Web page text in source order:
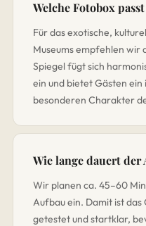
Welche Fotobox
Für das exotische,
Museums empfehlen wir
Spiegel fügt sich
ein und bietet Gästen ein
besonderen Charakter
Wie lange dauert der
Wir planen ca. 45–60
Aufbau ein. Damit ist
getestet und startklar,